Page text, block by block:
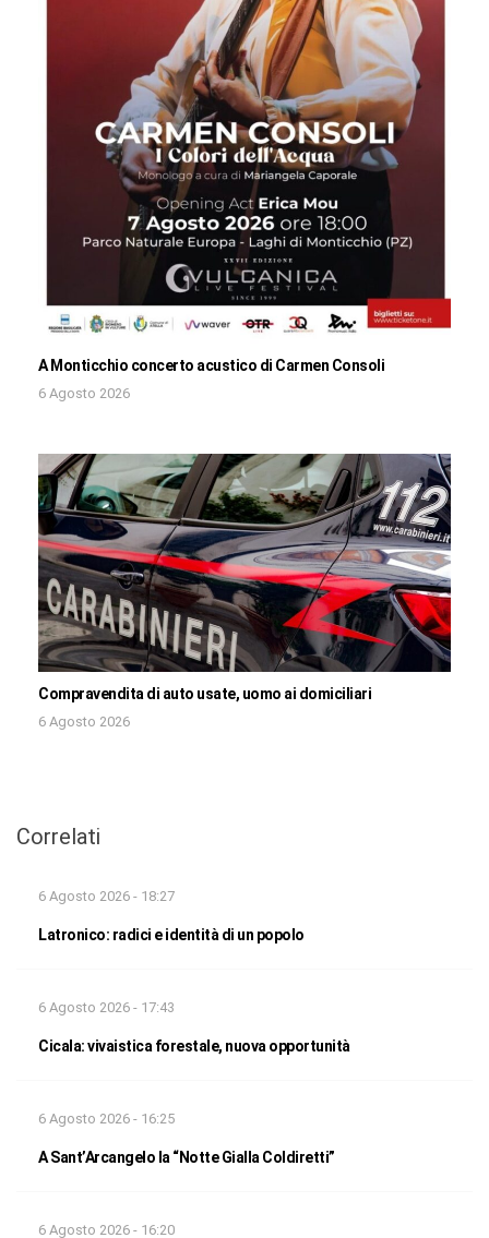
A Monticchio concerto acustico di Carmen Consoli
6 Agosto 2026
Compravendita di auto usate, uomo ai domiciliari
6 Agosto 2026
Correlati
6 Agosto 2026 - 18:27
Latronico: radici e identità di un popolo
6 Agosto 2026 - 17:43
Cicala: vivaistica forestale, nuova opportunità
6 Agosto 2026 - 16:25
A Sant’Arcangelo la “Notte Gialla Coldiretti”
6 Agosto 2026 - 16:20